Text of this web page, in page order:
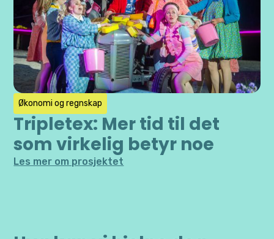
Økonomi og regnskap
Tripletex: Mer tid til det
som virkelig betyr noe
Les mer om prosjektet